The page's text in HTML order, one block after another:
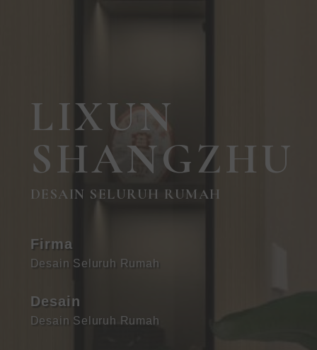
LIXUN
SHANGZHU
DESAIN SELURUH RUMAH
Firma
Desain Seluruh Rumah
Desain
Desain Seluruh Rumah